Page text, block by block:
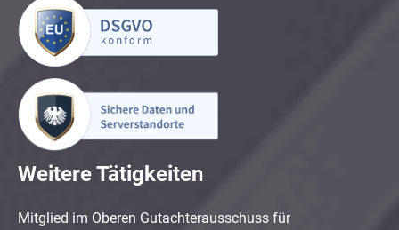
Weitere Tätigkeiten
Mitglied im Oberen Gutachterausschuss für